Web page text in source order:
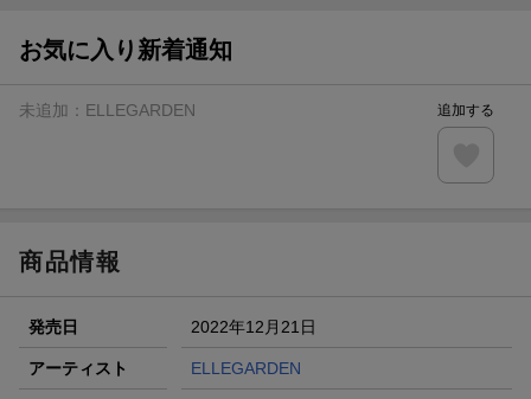
お気に入り新着通知
未追加： ELLEGARDEN 追加する
商品情報
発売日 2022年12月21日
アーティスト ELLEGARDEN